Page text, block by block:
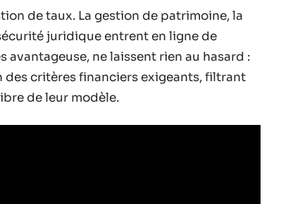
de taux. La gestion de patrimoine, la
juridique entrent en ligne de
ne laissent rien au hasard :
critères financiers exigeants, filtrant
de leur modèle.